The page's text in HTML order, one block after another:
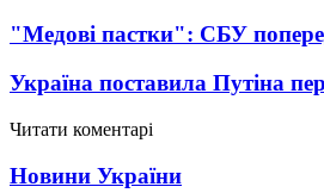
"Медові пастки": СБУ
Україна поставила Путіна
Читати коментарі
Новини України